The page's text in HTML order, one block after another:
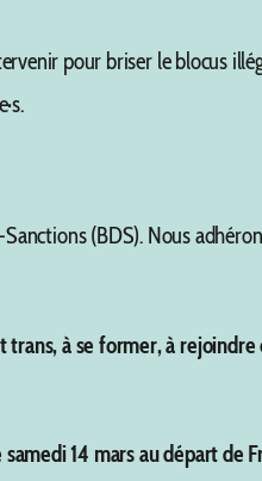
pour briser le blocus
(BDS). Nous
trans, à se former, à
14 mars au départ de